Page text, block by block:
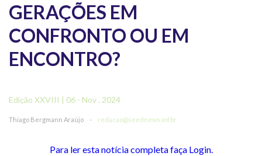
GERAÇÕES EM
CONFRONTO OU EM
ENCONTRO?
Edição XXVIII | 06 - Nov . 2024
Thiago Bergmann Araújo - redacao@seednews.inf.br
Para ler esta notícia completa faça Login.